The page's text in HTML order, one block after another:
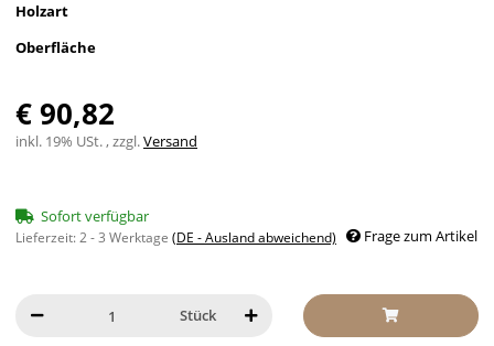
Holzart
Oberfläche
€ 90,82
inkl. 19% USt. , zzgl.Versand
Sofort verfügbar
Lieferzeit:2 - 3 Werktage (DE - Ausland abweichend) Frage zum Artikel
Stück